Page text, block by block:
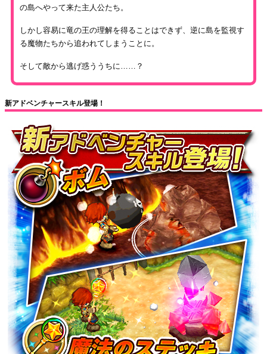
の島へやって来た主人公たち。
しかし容易に竜の王の理解を得ることはできず、逆に島を監視す
る魔物たちから追われてしまうことに。
そして敵から逃げ惑ううちに……？
新アドベンチャースキル登場！